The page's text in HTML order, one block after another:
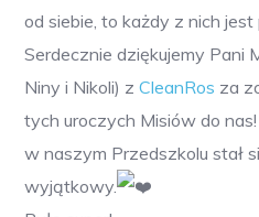
od siebie, to każdy z nich jest
Serdecznie dziękujemy Pani
Niny i Nikoli) zCleanRos za
tych uroczych Misiów do nas!
w naszym Przedszkolu stał
wyjątkowy.